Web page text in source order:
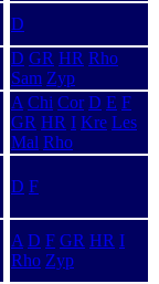
D
D GR HR Rho
Sam Zyp
A Chi Cor D E F
GR HR I Kre Les
Mal Rho
D F
A D F GR HR I
Rho Zyp